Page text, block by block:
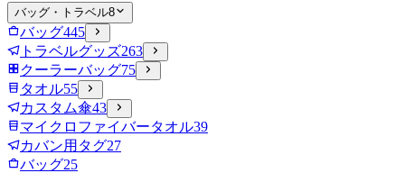
バッグ・トラベル8
バッグ445
トラベルグッズ263
クーラーバッグ75
タオル55
カスタム傘43
マイクロファイバータオル39
カバン用タグ27
バッグ25